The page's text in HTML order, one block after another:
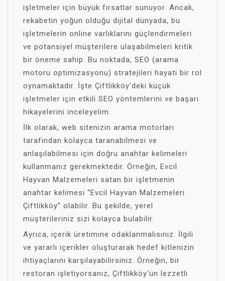
işletmeler için büyük fırsatlar sunuyor. Ancak,
rekabetin yoğun olduğu dijital dünyada, bu
işletmelerin online varlıklarını güçlendirmeleri
ve potansiyel müşterilere ulaşabilmeleri kritik
bir öneme sahip. Bu noktada, SEO (arama
motoru optimizasyonu) stratejileri hayati bir rol
oynamaktadır. İşte Çiftlikköy'deki küçük
işletmeler için etkili SEO yöntemlerini ve başarı
hikayelerini inceleyelim.
İlk olarak, web sitenizin arama motorları
tarafından kolayca taranabilmesi ve
anlaşılabilmesi için doğru anahtar kelimeleri
kullanmanız gerekmektedir. Örneğin, Evcil
Hayvan Malzemeleri satan bir işletmenin
anahtar kelimesi “Evcil Hayvan Malzemeleri
Çiftlikköy” olabilir. Bu şekilde, yerel
müşterileriniz sizi kolayca bulabilir.
Ayrıca, içerik üretimine odaklanmalısınız. İlgili
ve yararlı içerikler oluşturarak hedef kitlenizin
ihtiyaçlarını karşılayabilirsiniz. Örneğin, bir
restoran işletiyorsanız, Çiftlikköy'ün lezzetli